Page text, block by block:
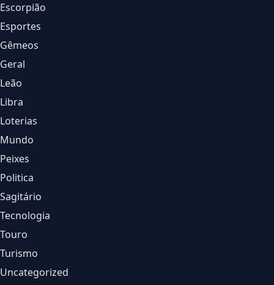
Escorpião
Esportes
Gêmeos
Geral
Leão
Libra
Loterias
Mundo
Peixes
Politica
Sagitário
Tecnologia
Touro
Turismo
Uncategorized